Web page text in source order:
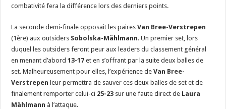
combativité fera la différence lors des derniers points.
La seconde demi-finale opposait les pairesVan Bree-Verstrepen
(1ère) aux outsiders Sobolska-Mählmann. Un premier set, lors
duquel les outsiders feront peur aux leaders du classement général
en menant d’abord13-17 et en s’offrant par la suite deux balles de
set. Malheureusement pour elles, l’expérience deVan Bree-
Verstrepen leur permettra de sauver ces deux balles de set et de
finalement remporter celui-ci 25-23 sur une faute direct de Laura
Mählmann à l’attaque.